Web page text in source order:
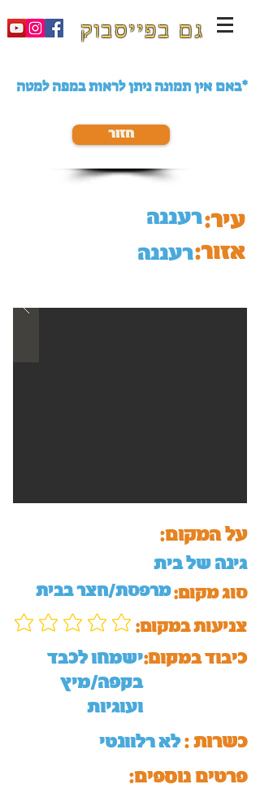
גם בפייסבוק
באם אין תמונה ניתן לראות במפה למטה*
חזור
רעננה
רעננה
עיר:
אזור:
על המקום:
גינה של בית
סוג מקום:מרפסת/חצר בבית
:צניעות במקום
ישמחו לכבד
בקפה/מיץ
ועוגיות
כיבוד במקום:
לא רלוונטי כשרות :
:פרטים נוספים